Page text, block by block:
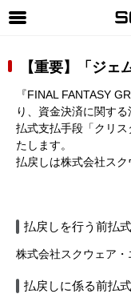
マガジン＆ブックス
ミュージック
グッズ
メンバーズ
動画
コラム
【重要】「ジェ
『FINAL FANTASY
り、資金決済に関す
払式支払手段「クリ
たします。
払戻しは株式会社スク
払戻しを行う前払
株式会社スクウェア・
払戻しに係る前払